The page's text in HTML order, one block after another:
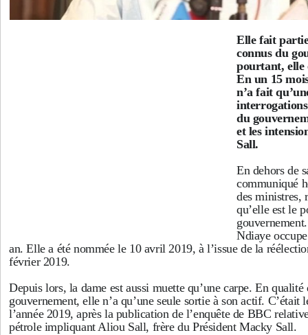
Elle fait
connus du
pourtant, elle
En un 15
n’a fait
du
et les
Sall.
En dehors de
communiqué
des ministres,
qu’elle est le
Ndiaye
an. Elle a été nommée le 10 avril 2019, à l’issue de la
février 2019.
Depuis lors, la dame est aussi muette qu’une carpe. En
gouvernement, elle n’a qu’une seule sortie à son actif.
l’année 2019, après la publication de l’enquête de BBC
pétrole impliquant Aliou Sall, frère du Président Macky Sall.